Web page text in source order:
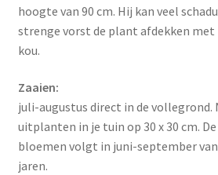
hoogte van 90 cm. Hij kan veel
strenge vorst de plant afdekken met
kou.
Zaaien:
juli-augustus direct in de vollegrond.
uitplanten in je tuin op 30 x 30 cm.
bloemen volgt in juni-september
jaren.